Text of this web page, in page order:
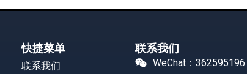
快捷菜单
联系我们
联系我们
WeChat：362595196